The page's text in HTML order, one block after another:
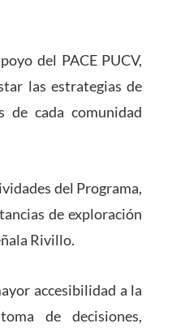
del PACE PUCV,
las estrategias de
de cada comunidad
del Programa,
de exploración
Rivillo.
accesibilidad a la
de decisiones,